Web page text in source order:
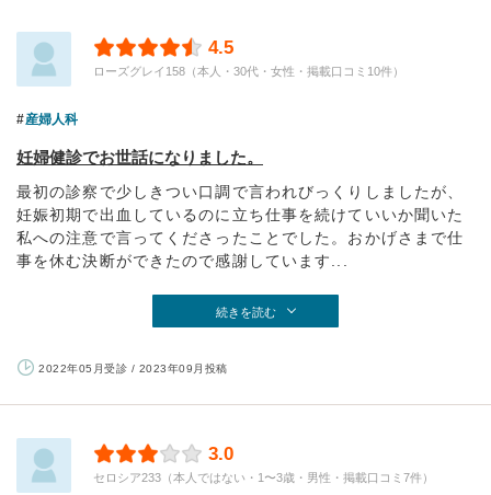
4.5
ローズグレイ158（本人・30代・女性・掲載口コミ10件）
産婦人科
妊婦健診でお世話になりました。
最初の診察で少しきつい口調で言われびっくりしましたが、
妊娠初期で出血しているのに立ち仕事を続けていいか聞いた
私への注意で言ってくださったことでした。おかげさまで仕
事を休む決断ができたので感謝しています...
続きを読む
2022年05月受診 / 2023年09月投稿
3.0
セロシア233（本人ではない・1〜3歳・男性・掲載口コミ7件）